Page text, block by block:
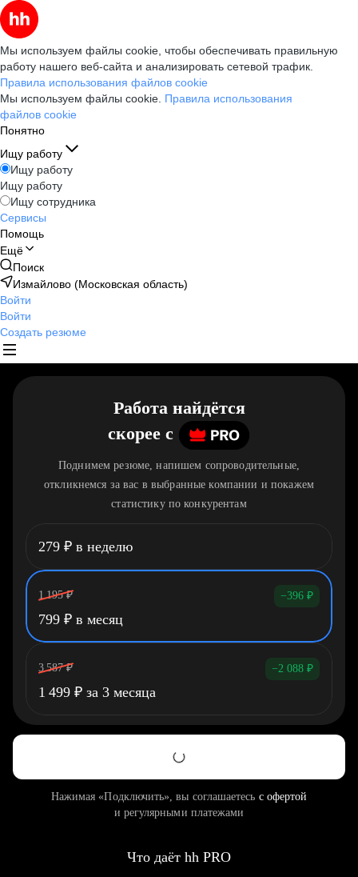
Мы используем файлы cookie, чтобы обеспечивать правильную
работу нашего веб-сайта и анализировать сетевой трафик.
Правила использования файлов cookie
Мы используем файлы cookie. Правила использования
файлов cookie
Понятно
Ищу работу
Ищу работу
Ищу работу
Ищу сотрудника
Сервисы
Помощь
Ещё
Поиск
Измайлово (Московская область)
Войти
Войти
Создать резюме
Работа найдётся
скорее c
Поднимем резюме, напишем сопроводительные,
откликнемся за вас в выбранные компании и покажем
статистику по конкурентам
279 ₽ в неделю
1 195 ₽ −396 ₽
799 ₽ в месяц
3 587 ₽ −2 088 ₽
1 499 ₽ за 3 месяца
Нажимая «Подключить», вы соглашаетесь с офертой
и регулярными платежами
Что даёт hh PRO